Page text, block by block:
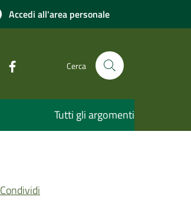
Accedi all'area personale
Cerca
Tutti gli argomenti
Condividi